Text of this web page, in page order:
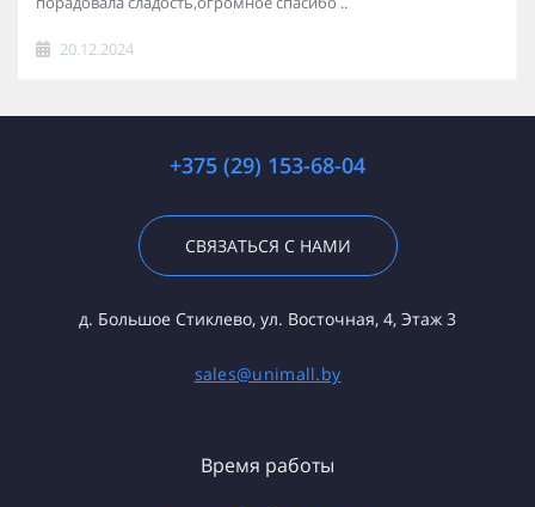
20.12.2024
+375 (29) 153-68-04
СВЯЗАТЬСЯ С НАМИ
д. Большое Стиклево, ул. Восточная, 4, Этаж 3
sales@unimall.by
Время работы